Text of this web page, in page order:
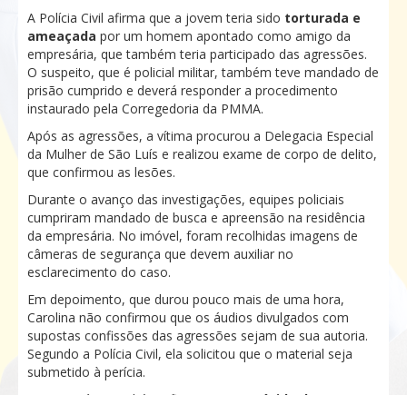
A Polícia Civil afirma que a jovem teria sido torturada e
ameaçada por um homem apontado como amigo da
empresária, que também teria participado das agressões.
O suspeito, que é policial militar, também teve mandado de
prisão cumprido e deverá responder a procedimento
instaurado pela Corregedoria da PMMA.
Após as agressões, a vítima procurou a Delegacia Especial
da Mulher de São Luís e realizou exame de corpo de delito,
que confirmou as lesões.
Durante o avanço das investigações, equipes policiais
cumpriram mandado de busca e apreensão na residência
da empresária. No imóvel, foram recolhidas imagens de
câmeras de segurança que devem auxiliar no
esclarecimento do caso.
Em depoimento, que durou pouco mais de uma hora,
Carolina não confirmou que os áudios divulgados com
supostas confissões das agressões sejam de sua autoria.
Segundo a Polícia Civil, ela solicitou que o material seja
submetido à perícia.